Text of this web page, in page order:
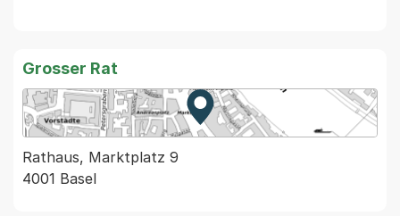
Grosser Rat
Zur Karte von MapBS.
Externer Link, wird in einem
Rathaus, Marktplatz 9
4001 Basel